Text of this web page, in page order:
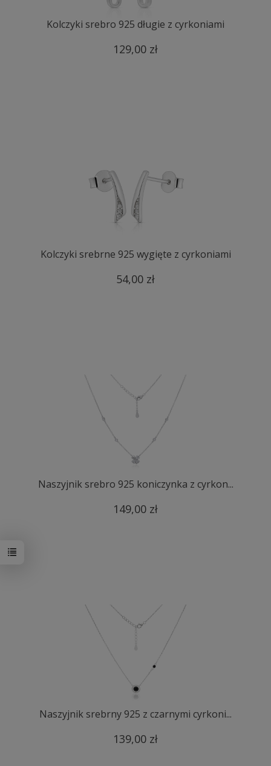
Kolczyki srebro 925 długie z cyrkoniami
129,00 zł
Kolczyki srebrne 925 wygięte z cyrkoniami
54,00 zł
Naszyjnik srebro 925 koniczynka z cyrkon...
149,00 zł
Naszyjnik srebrny 925 z czarnymi cyrkoni...
139,00 zł